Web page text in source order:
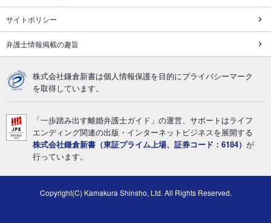
サイトポリシー
弁護士情報掲載の趣旨
株式会社鎌倉新書は個人情報保護を目的にプライバシーマーク
を取得しています。
「一歩踏み出す離婚弁護士ガイド」の運営、サポートはライフ
エンディング関連の出版・インターネットビジネスを展開する
株式会社鎌倉新書（東証プライム上場、証券コード：6184） が
行っています。
Copyright(C) Kamakura Shinsho, Ltd. All Rights Reserved.